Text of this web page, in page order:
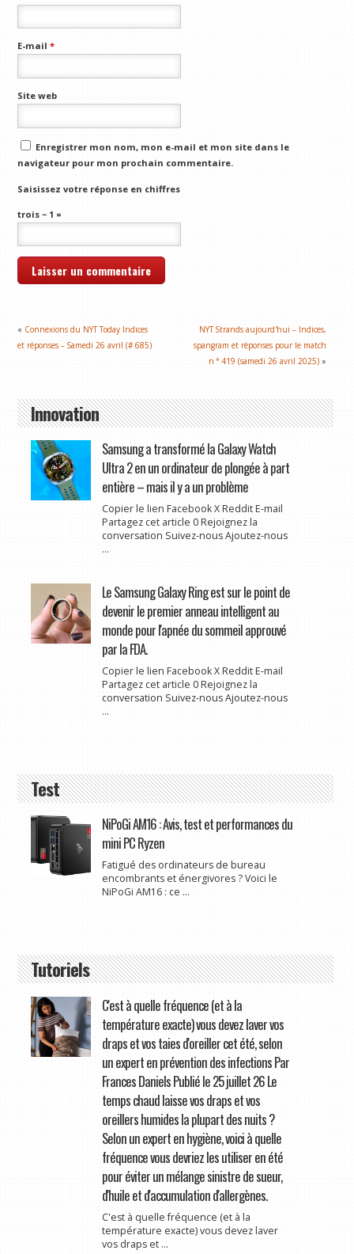
E-mail*
Site web
Enregistrer mon nom, mon e-mail et mon site dans le
navigateur pour mon prochain commentaire.
Saisissez votre réponse en chiffres
trois − 1 =
« Connexions du NYT Today Indices
et réponses – Samedi 26 avril (# 685)
NYT Strands aujourd'hui – Indices,
spangram et réponses pour le match
n ° 419 (samedi 26 avril 2025) »
Innovation
Samsung a transformé la Galaxy Watch
Ultra 2 en un ordinateur de plongée à part
entière – mais il y a un problème
Copier le lien Facebook X Reddit E-mail
Partagez cet article 0 Rejoignez la
conversation Suivez-nous Ajoutez-nous
...
Le Samsung Galaxy Ring est sur le point de
devenir le premier anneau intelligent au
monde pour l'apnée du sommeil approuvé
par la FDA.
Copier le lien Facebook X Reddit E-mail
Partagez cet article 0 Rejoignez la
conversation Suivez-nous Ajoutez-nous
...
Test
NiPoGi AM16 : Avis, test et performances du
mini PC Ryzen
Fatigué des ordinateurs de bureau
encombrants et énergivores ? Voici le
NiPoGi AM16 : ce ...
Tutoriels
C'est à quelle fréquence (et à la
température exacte) vous devez laver vos
draps et vos taies d'oreiller cet été, selon
un expert en prévention des infections Par
Frances Daniels Publié le 25 juillet 26 Le
temps chaud laisse vos draps et vos
oreillers humides la plupart des nuits ?
Selon un expert en hygiène, voici à quelle
fréquence vous devriez les utiliser en été
pour éviter un mélange sinistre de sueur,
d'huile et d'accumulation d'allergènes.
C'est à quelle fréquence (et à la
température exacte) vous devez laver
vos draps et ...